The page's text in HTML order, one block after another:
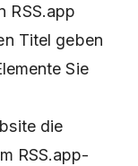
RSS.app
Titel geben
Sie
die
RSS.app-